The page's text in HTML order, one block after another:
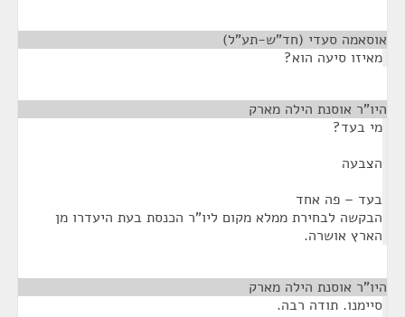
אוסאמה סעדי (חד"ש-תע"ל)
מאיזו סיעה הוא?
היו"ר אוסנת הילה מארק
מי בעד?
הצבעה
בעד – פה אחד
הבקשה לבחירת ממלא מקום ליו"ר הכנסת בעת היעדרו מן
הארץ אושרה.
היו"ר אוסנת הילה מארק
סיימנו. תודה רבה.